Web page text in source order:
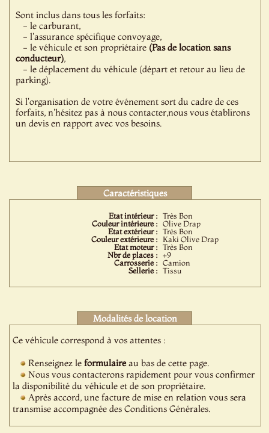
Sont inclus dans tous les forfaits:
- le carburant,
- l'assurance spécifique convoyage,
- le véhicule et son propriétaire (Pas de location sans
conducteur),
- le déplacement du véhicule (départ et retour au lieu de
parking).
Si l'organisation de votre événement sort du cadre de ces
forfaits, n'hésitez pas à nous contacter,nous vous établirons
un devis en rapport avec vos besoins.
Caractéristiques
Etat intérieur : Très Bon
Couleur intérieure : Olive Drap
Etat extérieur : Très Bon
Couleur extérieure : Kaki Olive Drap
Etat moteur : Très Bon
Nbr de places : +9
Carrosserie : Camion
Sellerie : Tissu
Modalités de location
Ce véhicule correspond à vos attentes :
Renseignez leformulaireau bas de cette page.
Nous vous contacterons rapidement pour vous confirmer
la disponibilité du véhicule et de son propriétaire.
Après accord, une facture de mise en relation vous sera
transmise accompagnée des Conditions Générales.